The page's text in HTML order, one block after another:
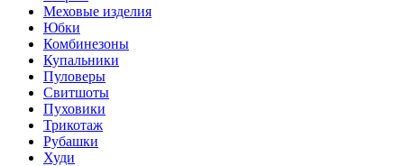
Меховые изделия
Юбки
Комбинезоны
Купальники
Пуловеры
Свитшоты
Пуховики
Трикотаж
Рубашки
Худи